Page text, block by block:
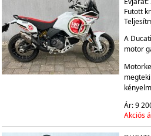
Futott
A
motor
Ár: 9
Akciós